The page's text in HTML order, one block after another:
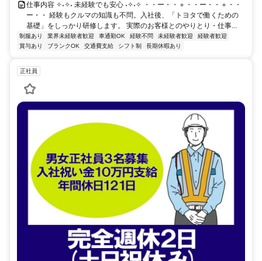
仕事内容 ✧˖✧˖ 未経験でも安心 ˖✧˖✧ ・・ー・・＋・・ー・・＋・・
ー・・ 経験もクルマの知識も不問。入社後、「トヨタで働くための
基礎」をしっかり研修します。 実際のお客様とのやりとり・仕事...
制服あり 業界未経験者歓迎 車通勤OK 経験不問 未経験者歓迎
経験者歓迎
賞与あり
ブランクOK 交通費支給 シフト制 長期休暇あり
正社員